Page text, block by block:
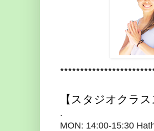
【スタジオクラ
.
MON: 14:00-15:30